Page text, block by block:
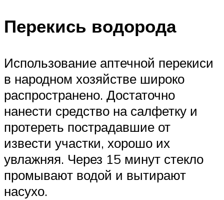
Перекись водорода
Использование аптечной перекиси
в народном хозяйстве широко
распространено. Достаточно
нанести средство на салфетку и
протереть пострадавшие от
извести участки, хорошо их
увлажняя. Через 15 минут стекло
промывают водой и вытирают
насухо.